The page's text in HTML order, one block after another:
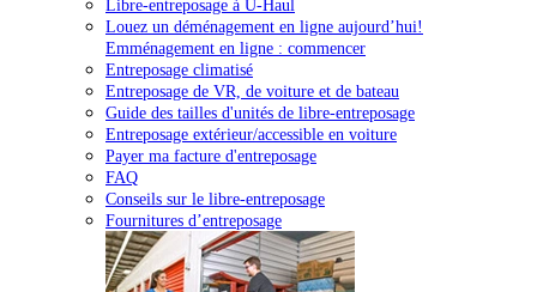
Libre-entreposage à U-Haul
Louez un déménagement en ligne aujourd’hui!
Emménagement en ligne : commencer
Entreposage climatisé
Entreposage de VR, de voiture et de bateau
Guide des tailles d'unités de libre-entreposage
Entreposage extérieur/accessible en voiture
Payer ma facture d'entreposage
FAQ
Conseils sur le libre-entreposage
Fournitures d’entreposage